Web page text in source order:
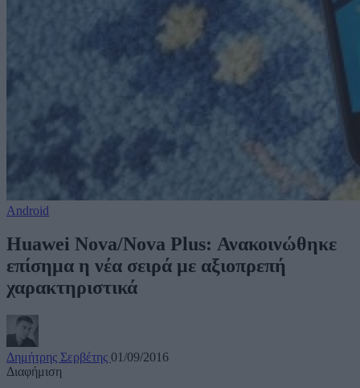
Android
Huawei Nova/Nova Plus: Ανακοινώθηκε
επίσημα η νέα σειρά με αξιοπρεπή
χαρακτηριστικά
Δημήτρης Σερβέτης 01/09/2016
Διαφήμιση